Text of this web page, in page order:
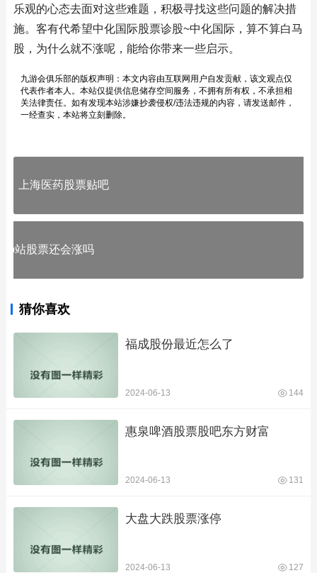
乐观的心态去面对这些难题，积极寻找这些问题的解决措
施。客有代希望中化国际股票诊股~中化国际，算不算白马
股，为什么就不涨呢，能给你带来一些启示。
九游会俱乐部的版权声明：本文内容由互联网用户自发贡献，该文观点仅
代表作者本人。本站仅提供信息储存空间服务，不拥有所有权，不承担相
关法律责任。如有发现本站涉嫌抄袭侵权/违法违规的内容，请发送邮件，
一经查实，本站将立刻删除。
上海医药股票贴吧
b站股票还会涨吗
猜你喜欢
福成股份最近怎么了
2024-06-13 144
惠泉啤酒股票股吧东方财富
2024-06-13 131
大盘大跌股票涨停
2024-06-13 127